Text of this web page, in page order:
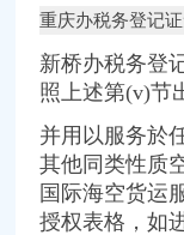
网
之星
税务局-淮网-
校
重庆办税务登记
新桥办税务登
照上述第(v)节
并用以服务於
其他同类性质
国际海空货运
授权表格，如